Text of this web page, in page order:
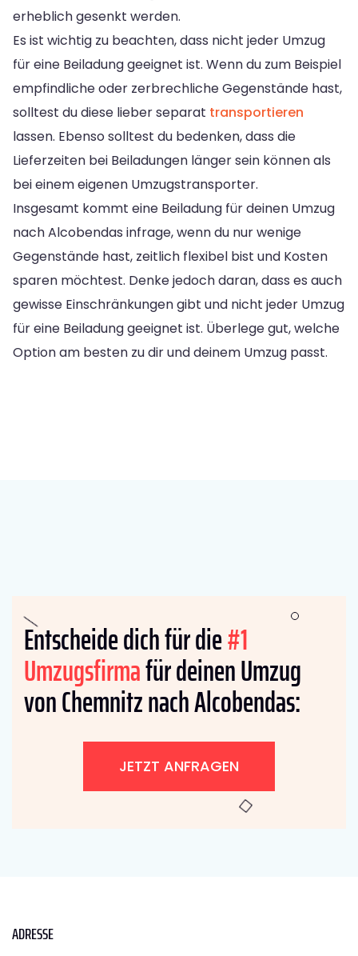
erheblich gesenkt werden.
Es ist wichtig zu beachten, dass nicht jeder Umzug
für eine Beiladung geeignet ist. Wenn du zum Beispiel
empfindliche oder zerbrechliche Gegenstände hast,
solltest du diese lieber separat transportieren
lassen. Ebenso solltest du bedenken, dass die
Lieferzeiten bei Beiladungen länger sein können als
bei einem eigenen Umzugstransporter.
Insgesamt kommt eine Beiladung für deinen Umzug
nach Alcobendas infrage, wenn du nur wenige
Gegenstände hast, zeitlich flexibel bist und Kosten
sparen möchtest. Denke jedoch daran, dass es auch
gewisse Einschränkungen gibt und nicht jeder Umzug
für eine Beiladung geeignet ist. Überlege gut, welche
Option am besten zu dir und deinem Umzug passt.
Entscheide dich für die#1
Umzugsfirmafür deinen Umzug
von Chemnitz nach Alcobendas:
JETZT ANFRAGEN
ADRESSE